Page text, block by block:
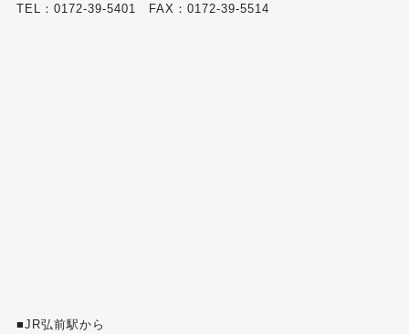
TEL：0172-39-5401 FAX：0172-39-5514
■JR弘前駅から